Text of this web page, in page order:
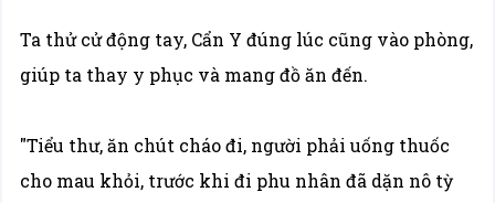
Ta thử cử động tay, Cẩn Y đúng lúc cũng vào phòng,
giúp ta thay y phục và mang đồ ăn đến.
"Tiểu thư, ăn chút cháo đi, người phải uống thuốc
cho mau khỏi, trước khi đi phu nhân đã dặn nô tỳ